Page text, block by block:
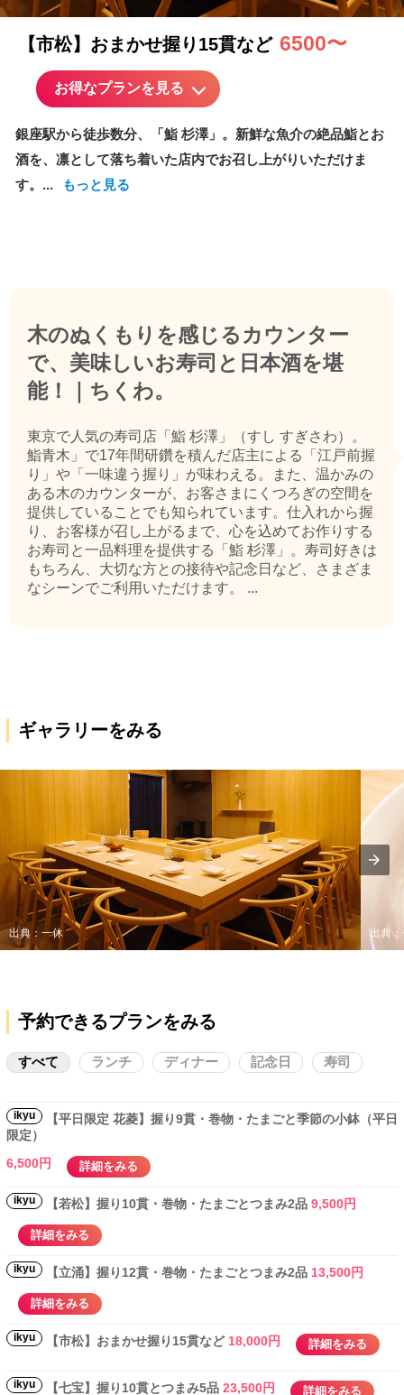
【市松】おまかせ握り15貫など 6500〜
お得なプランを見る
銀座駅から徒歩数分、「鮨 杉澤」。新鮮な魚介の絶品鮨とお
酒を、凛として落ち着いた店内でお召し上がりいただけま
す。...
もっと見る
木のぬくもりを感じるカウンター
で、美味しいお寿司と日本酒を堪
能！｜ちくわ。
東京で人気の寿司店「鮨 杉澤」（すし すぎさわ）。
鮨青木」で17年間研鑽を積んだ店主による「江戸前握
り」や「一味違う握り」が味わえる。また、温かみの
ある木のカウンターが、お客さまにくつろぎの空間を
提供していることでも知られています。仕入れから握
り、お客様が召し上がるまで、心を込めてお作りする
お寿司と一品料理を提供する「鮨 杉澤」。寿司好きは
もちろん、大切な方との接待や記念日など、さまざま
なシーンでご利用いただけます。 ...
ギャラリーをみる
出典：一休 出典
予約できるプランをみる
すべて
ikyu
【平日限定 花菱】握り9貫・巻物・たまごと季節の小鉢（平日
限定）
6,500円
詳細をみる
ikyu 【若松】握り10貫・巻物・たまごとつまみ2品 9,500円
詳細をみる
ikyu 【立涌】握り12貫・巻物・たまごとつまみ2品 13,500円
詳細をみる
ikyu 【市松】おまかせ握り15貫など 18,000円 詳細をみる
ikyu 【七宝】握り10貫とつまみ5品 23,500円 詳細をみる
ランチ ディナー 記念日 寿司